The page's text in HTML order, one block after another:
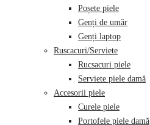
Poșete piele
Genți de umăr
Genți laptop
Ruscacuri/Serviete
Rucsacuri piele
Serviete piele damă
Accesorii piele
Curele piele
Portofele piele damă